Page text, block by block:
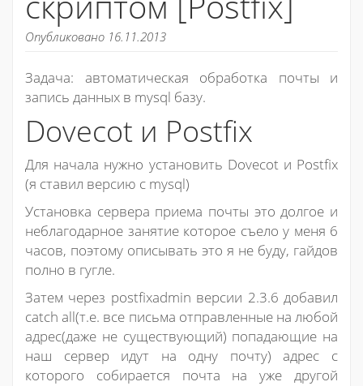
Опубликовано 16.11.2013
Задача: автоматическая обработка почты и
запись данных в mysql базу.
Dovecot и Postfix
Для начала нужно установить Dovecot и Postfix
(я ставил версию с mysql)
Установка сервера приема почты это долгое и
неблагодарное занятие которое съело у меня 6
часов, поэтому описывать это я не буду, гайдов
полно в гугле.
Затем через postfixadmin версии 2.3.6 добавил
catch all(т.е. все письма отправленные на любой
адрес(даже не существующий) попадающие на
наш сервер идут на одну почту) адрес с
которого собирается почта на уже другой